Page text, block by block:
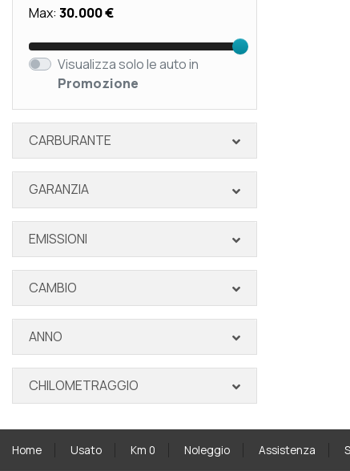
Max: 30.000 €
Visualizza solo le auto in
Promozione
CARBURANTE
GARANZIA
EMISSIONI
CAMBIO
ANNO
CHILOMETRAGGIO
Home Usato Km 0 Noleggio Assistenza